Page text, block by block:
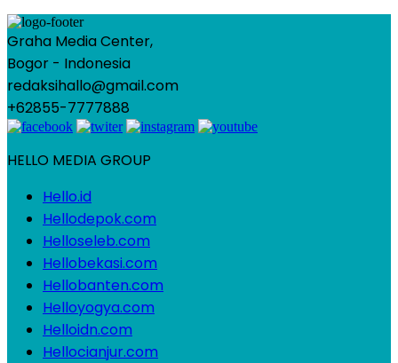
Graha Media Center,
Bogor - Indonesia
redaksihallo@gmail.com
+62855-7777888
HELLO MEDIA GROUP
Hello.id
Hellodepok.com
Helloseleb.com
Hellobekasi.com
Hellobanten.com
Helloyogya.com
Helloidn.com
Hellocianjur.com